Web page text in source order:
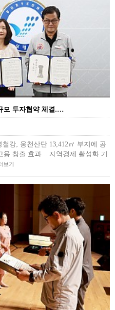
모 투자협약 체결.…
강, 웅천산단 13,412㎡ 부지에 공
용 창출 효과... 지역경제 활성화 기
보기